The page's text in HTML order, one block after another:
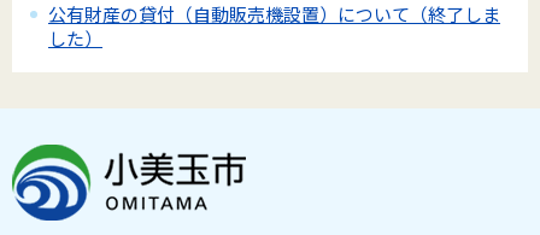
公有財産の貸付（自動販売機設置）について（終了しま
した）